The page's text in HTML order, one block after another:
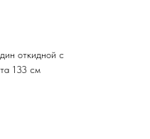
откидной с
133 см